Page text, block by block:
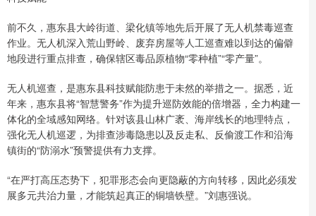
前不久，惠东县大岭街道、梁化镇等地先后开展了无人机禁毒巡查
作业。无人机深入荒山野岭、废弃房屋等人工巡查难以到达的偏僻
地段进行重点排查，确保辖区毒品原植物“零种植”“零产量”。
无人机巡查，是惠东县科技赋能防患于未然的举措之一。据悉，近
年来，惠东县将“智慧警务”作为提升巡防效能的倍增器，全力构建一
体化的全域感知网络。针对该县山林广袤、海岸线长的地理特点，
强化无人机巡逻，为排查涉毒隐患以及反走私、反偷渡工作和沿海
镇街的“防溺水”预警提供有力支撑。
“在严打高压态势下，犯罪形态会向更隐蔽的方向转移，因此必须发
展多元共治力量，才能筑起真正的铜墙铁壁。”刘惠强说。